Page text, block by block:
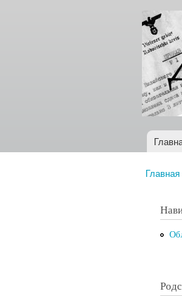
XX
Всемирная
история
Главная